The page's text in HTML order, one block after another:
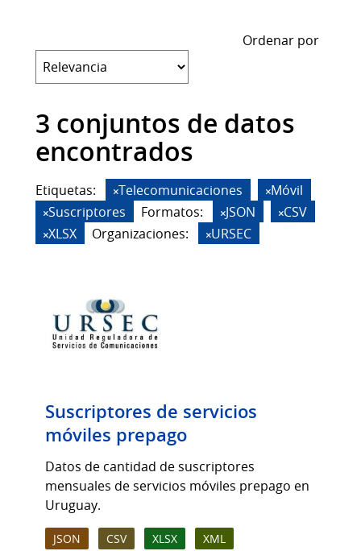
Ordenar por
3 conjuntos de datos
encontrados
Etiquetas: Telecomunicaciones
Móvil
Suscriptores
Formatos: JSON
CSV
XLSX
Organizaciones: URSEC
Suscriptores de servicios
móviles prepago
Datos de cantidad de suscriptores
mensuales de servicios móviles prepago en
Uruguay.
JSON CSV XLSX XML